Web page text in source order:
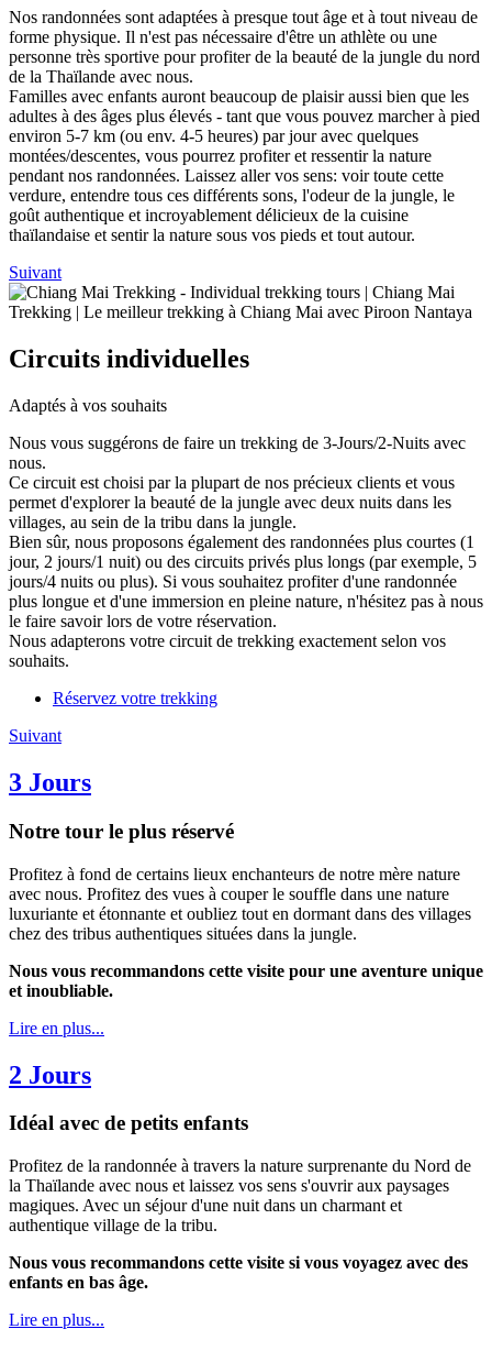
Nos randonnées sont adaptées à presque tout âge et à tout niveau de
forme physique. Il n'est pas nécessaire d'être un athlète ou une
personne très sportive pour profiter de la beauté de la jungle du nord
de la Thaïlande avec nous.
Familles avec enfants auront beaucoup de plaisir aussi bien que les
adultes à des âges plus élevés - tant que vous pouvez marcher à pied
environ 5-7 km (ou env. 4-5 heures) par jour avec quelques
montées/descentes, vous pourrez profiter et ressentir la nature
pendant nos randonnées. Laissez aller vos sens: voir toute cette
verdure, entendre tous ces différents sons, l'odeur de la jungle, le
goût authentique et incroyablement délicieux de la cuisine
thaïlandaise et sentir la nature sous vos pieds et tout autour.
Suivant
Circuits individuelles
Adaptés à vos souhaits
Nous vous suggérons de faire un trekking de 3-Jours/2-Nuits avec
nous.
Ce circuit est choisi par la plupart de nos précieux clients et vous
permet d'explorer la beauté de la jungle avec deux nuits dans les
villages, au sein de la tribu dans la jungle.
Bien sûr, nous proposons également des randonnées plus courtes (1
jour, 2 jours/1 nuit) ou des circuits privés plus longs (par exemple, 5
jours/4 nuits ou plus). Si vous souhaitez profiter d'une randonnée
plus longue et d'une immersion en pleine nature, n'hésitez pas à nous
le faire savoir lors de votre réservation.
Nous adapterons votre circuit de trekking exactement selon vos
souhaits.
Réservez votre trekking
Suivant
3 Jours
Notre tour le plus réservé
Profitez à fond de certains lieux enchanteurs de notre mère nature
avec nous. Profitez des vues à couper le souffle dans une nature
luxuriante et étonnante et oubliez tout en dormant dans des villages
chez des tribus authentiques situées dans la jungle.
Nous vous recommandons cette visite pour une aventure unique
et inoubliable.
Lire en plus...
2 Jours
Idéal avec de petits enfants
Profitez de la randonnée à travers la nature surprenante du Nord de
la Thaïlande avec nous et laissez vos sens s'ouvrir aux paysages
magiques. Avec un séjour d'une nuit dans un charmant et
authentique village de la tribu.
Nous vous recommandons cette visite si vous voyagez avec des
enfants en bas âge.
Lire en plus...